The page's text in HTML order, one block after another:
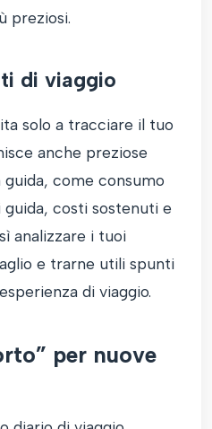
preziosi.
di viaggio
solo a tracciare il tuo
anche preziose
come consumo
costi sostenuti e
analizzare i tuoi
e trarne utili spunti
di viaggio.
per nuove